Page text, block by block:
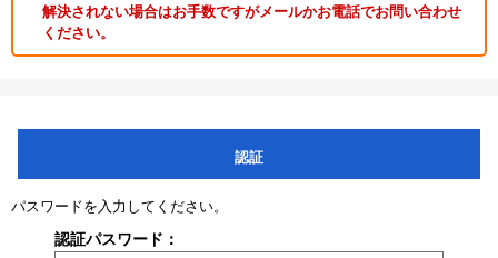
解決されない場合はお手数ですがメールかお電話でお問い合わせ
ください。
認証
パスワードを入力してください。
認証パスワード：